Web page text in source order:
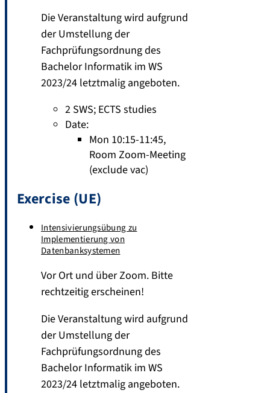
Die Veranstaltung wird aufgrund
der Umstellung der
Fachprüfungsordnung des
Bachelor Informatik im WS
2023/24 letztmalig angeboten.
2 SWS; ECTS studies
Date:
Mon 10:15-11:45,
Room Zoom-Meeting
(exclude vac)
Exercise (UE)
Intensivierungsübung zu
Implementierung von
Datenbanksystemen
Vor Ort und über Zoom. Bitte
rechtzeitig erscheinen!
Die Veranstaltung wird aufgrund
der Umstellung der
Fachprüfungsordnung des
Bachelor Informatik im WS
2023/24 letztmalig angeboten.